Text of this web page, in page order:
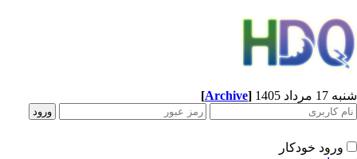
مرداد 1405 [Archive]
ورود خودکار